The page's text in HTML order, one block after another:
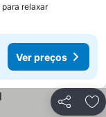
relaxarVer preços
Ver preços
Partilhar